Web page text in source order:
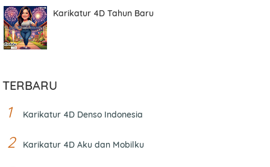
Karikatur 4D Tahun Baru
TERBARU
Karikatur 4D Denso Indonesia
Karikatur 4D Aku dan Mobilku